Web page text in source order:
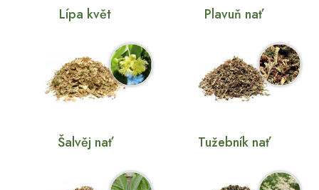
Lípa květ Plavuň nať
Šalvěj nať Tužebník nať